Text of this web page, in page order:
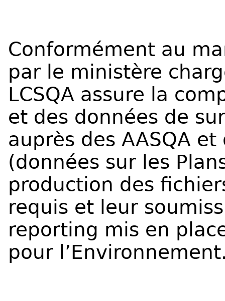
Conformément au
par le ministère
LCSQA assure la
et des données de
auprès des AASQA et
(données sur les
production des
requis et leur
reporting mis en
pour